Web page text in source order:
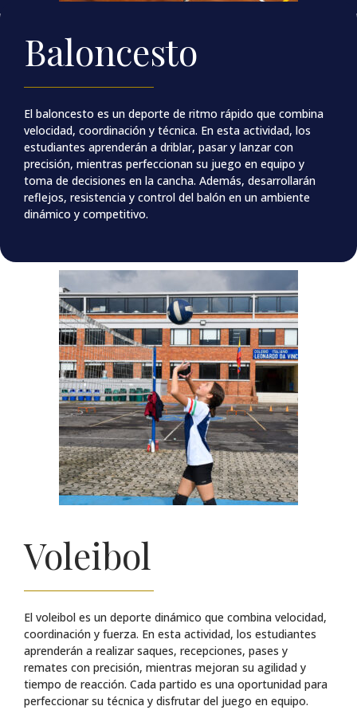
Baloncesto
El baloncesto es un deporte de ritmo rápido que combina
velocidad, coordinación y técnica. En esta actividad, los
estudiantes aprenderán a driblar, pasar y lanzar con
precisión, mientras perfeccionan su juego en equipo y
toma de decisiones en la cancha. Además, desarrollarán
reflejos, resistencia y control del balón en un ambiente
dinámico y competitivo.
Voleibol
El voleibol es un deporte dinámico que combina velocidad,
coordinación y fuerza. En esta actividad, los estudiantes
aprenderán a realizar saques, recepciones, pases y
remates con precisión, mientras mejoran su agilidad y
tiempo de reacción. Cada partido es una oportunidad para
perfeccionar su técnica y disfrutar del juego en equipo.